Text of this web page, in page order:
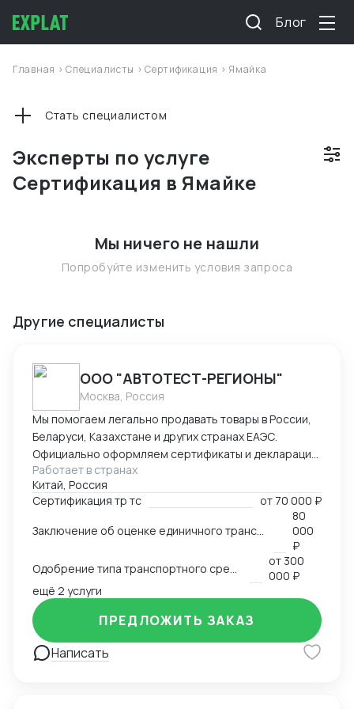
Блог
Главная >Специалисты >Сертификация > Ямайка
Эксперты по услуге
Сертификация в Ямайке
Стать специалистом
Мы ничего не нашли
Попробуйте изменить условия запроса
Другие специалисты
ООО "АВТОТЕСТ-РЕГИОНЫ"
Москва, Россия
Мы помогаем легально продавать товары в России,
Беларуси, Казахстане и других странах ЕАЭС.
Официально оформляем сертификаты и декларации
соответствия ТР ТС. — обязательные документы для
использования продукции на рыноке. Так же
работаем по ОТТС, ОТШ, СБКТС, ЗОЕТС, ЭПСМ
Основная услуга: Оценка соответствия продукции
требованиям технического регламента
проводим испытания в аккредитованных
лабораториях и выдаем готовый,
зарегистрированный в Россакредитации (ФСА)
документ (сертификат или декларацию ТР ТС). Это
пропуск через таможню, маркетплейсы и в
магазины. Ценность для клиента: Помогаем
Работает в странах
Китай, Россия
Сертификация тр тс
от 70 000 ₽
Заключение об оценке единичного транспортного средства (ЗОЕТС)
80
000
₽
от 300
000 ₽
ещё 2 услуги
Написать
ПРЕДЛОЖИТЬ ЗАКАЗ